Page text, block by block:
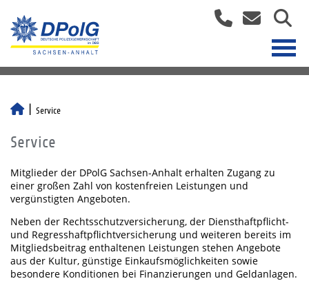
Service
Service
Mitglieder der DPolG Sachsen-Anhalt erhalten Zugang zu
einer großen Zahl von kostenfreien Leistungen und
vergünstigten Angeboten.
Neben der Rechtsschutzversicherung, der Diensthaftpflicht-
und Regresshaftpflichtversicherung und weiteren bereits im
Mitgliedsbeitrag enthaltenen Leistungen stehen Angebote
aus der Kultur, günstige Einkaufsmöglichkeiten sowie
besondere Konditionen bei Finanzierungen und Geldanlagen.